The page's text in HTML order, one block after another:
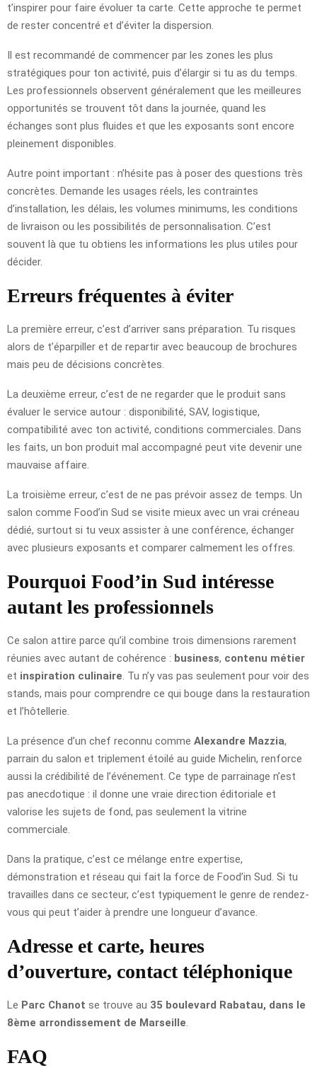
t’inspirer pour faire évoluer ta carte. Cette approche te permet
de rester concentré et d’éviter la dispersion.
Il est recommandé de commencer par les zones les plus
stratégiques pour ton activité, puis d’élargir si tu as du temps.
Les professionnels observent généralement que les meilleures
opportunités se trouvent tôt dans la journée, quand les
échanges sont plus fluides et que les exposants sont encore
pleinement disponibles.
Autre point important : n’hésite pas à poser des questions très
concrètes. Demande les usages réels, les contraintes
d’installation, les délais, les volumes minimums, les conditions
de livraison ou les possibilités de personnalisation. C’est
souvent là que tu obtiens les informations les plus utiles pour
décider.
Erreurs fréquentes à éviter
La première erreur, c’est d’arriver sans préparation. Tu risques
alors de t’éparpiller et de repartir avec beaucoup de brochures
mais peu de décisions concrètes.
La deuxième erreur, c’est de ne regarder que le produit sans
évaluer le service autour : disponibilité, SAV, logistique,
compatibilité avec ton activité, conditions commerciales. Dans
les faits, un bon produit mal accompagné peut vite devenir une
mauvaise affaire.
La troisième erreur, c’est de ne pas prévoir assez de temps. Un
salon comme Food’in Sud se visite mieux avec un vrai créneau
dédié, surtout si tu veux assister à une conférence, échanger
avec plusieurs exposants et comparer calmement les offres.
Pourquoi Food’in Sud intéresse
autant les professionnels
Ce salon attire parce qu’il combine trois dimensions rarement
réunies avec autant de cohérence : business, contenu métier
et inspiration culinaire . Tu n’y vas pas seulement pour voir des
stands, mais pour comprendre ce qui bouge dans la restauration
et l’hôtellerie.
La présence d’un chef reconnu comme Alexandre Mazzia,
parrain du salon et triplement étoilé au guide Michelin, renforce
aussi la crédibilité de l’événement. Ce type de parrainage n’est
pas anecdotique : il donne une vraie direction éditoriale et
valorise les sujets de fond, pas seulement la vitrine
commerciale.
Dans la pratique, c’est ce mélange entre expertise,
démonstration et réseau qui fait la force de Food’in Sud. Si tu
travailles dans ce secteur, c’est typiquement le genre de rendez-
vous qui peut t’aider à prendre une longueur d’avance.
Adresse et carte, heures
d’ouverture, contact téléphonique
Le Parc Chanot se trouve au 35 boulevard Rabatau, dans le
8ème arrondissement de Marseille
FAQ